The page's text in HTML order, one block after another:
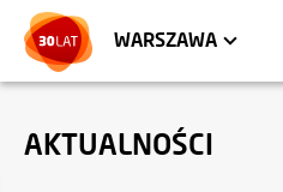
WARSZAWA
HEL
AKTUALNOŚCI